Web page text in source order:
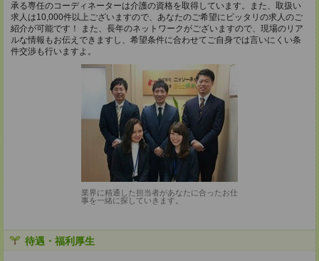
承る専任のコーディネーターは介護の資格を取得しています。また、取扱い
求人は10,000件以上ございますので、あなたのご希望にピッタリの求人のご
紹介が可能です！ また、長年のネットワークがございますので、現場のリア
ルな情報もお伝えできますし、希望条件に合わせてご自身では言いにくい条
件交渉も行いますよ。
業界に精通した担当者があなたに合ったお仕
事を一緒に探していきます。
待遇・福利厚生